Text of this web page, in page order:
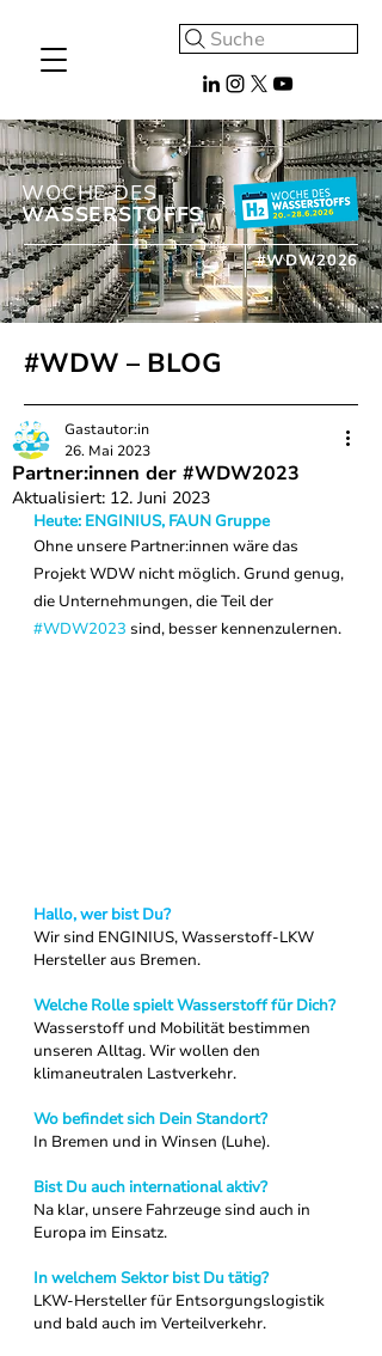
Suche
WOCHE DES
WASSERSTOFFS
#WDW2026
#WDW – BLOG
Partner:innen der #WDW2023
Gastautor:in
26. Mai 2023
Aktualisiert: 12. Juni 2023
Heute: ENGINIUS, FAUN Gruppe
Ohne unsere Partner:innen wäre das
Projekt WDW nicht möglich. Grund genug,
die Unternehmungen, die Teil der
#WDW2023 sind, besser kennenzulernen.
Hallo, wer bist Du?
Wir sind ENGINIUS, Wasserstoff-LKW
Hersteller aus Bremen.
Welche Rolle spielt Wasserstoff für Dich?
Wasserstoff und Mobilität bestimmen
unseren Alltag. Wir wollen den
klimaneutralen Lastverkehr.
Wo befindet sich Dein Standort?
In Bremen und in Winsen (Luhe).
Bist Du auch international aktiv?
Na klar, unsere Fahrzeuge sind auch in
Europa im Einsatz.
In welchem Sektor bist Du tätig?
LKW-Hersteller für Entsorgungslogistik
und bald auch im Verteilverkehr.